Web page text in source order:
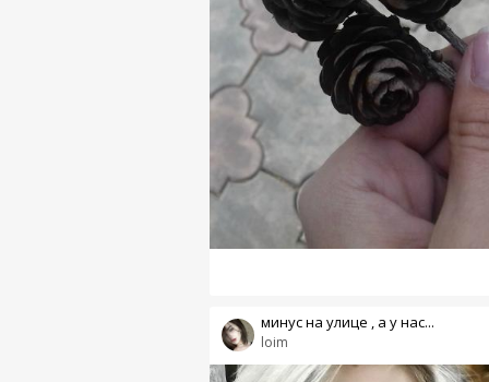
loim
минус на улице , а у нас...